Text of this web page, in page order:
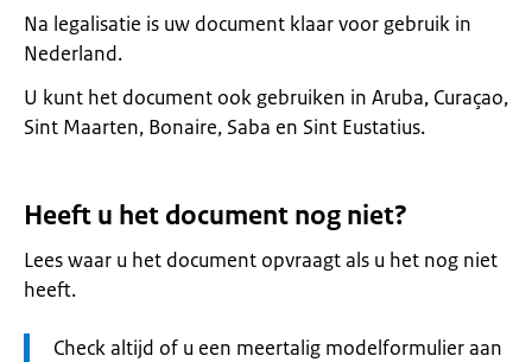
Na legalisatie is uw document klaar voor gebruik in
Nederland.
U kunt het document ook gebruiken in Aruba, Curaçao,
Sint Maarten, Bonaire, Saba en Sint Eustatius.
Heeft u het document nog niet?
Lees waar u het document opvraagt als u het nog niet
heeft.
Let
Check altijd of u een meertalig modelformulier aan